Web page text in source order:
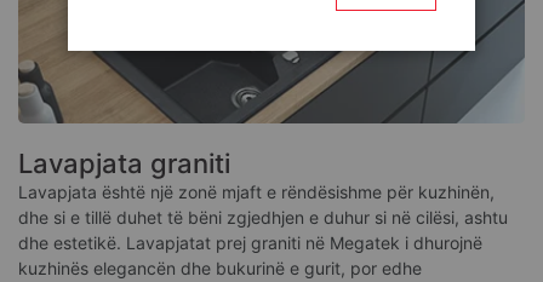
Lavapjata graniti
Lavapjata është një zonë mjaft e rëndësishme për kuzhinën,
dhe si e tillë duhet të bëni zgjedhjen e duhur si në cilësi, ashtu
dhe estetikë. Lavapjatat prej graniti në Megatek i dhurojnë
kuzhinës elegancën dhe bukurinë e gurit, por edhe